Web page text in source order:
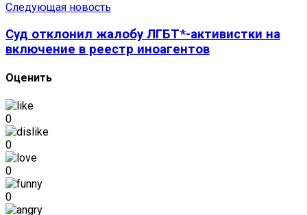
Следующая новость
Суд отклонил жалобу ЛГБТ*-активистки на
включение в реестр иноагентов
Оценить
0
0
0
0